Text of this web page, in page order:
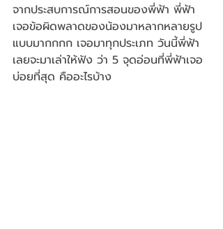
จากประสบการณ์การสอนของพี่ฟ้า พี่ฟ้า
เจอข้อผิดพลาดของน้องมาหลากหลายรูป
แบบมากกกก เจอมาทุกประเภท วันนี้พี่ฟ้า
เลยจะมาเล่าให้ฟัง ว่า 5 จุดอ่อนที่พี่ฟ้าเจอ
บ่อยที่สุด คืออะไรบ้าง